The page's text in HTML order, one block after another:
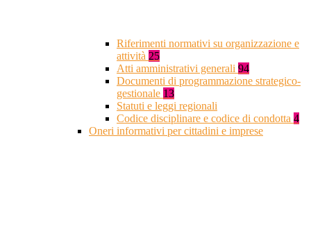
Riferimenti normativi su organizzazione e
attività 25
Atti amministrativi generali 94
Documenti di programmazione strategico-
gestionale 13
Statuti e leggi regionali
Codice disciplinare e codice di condotta 4
Oneri informativi per cittadini e imprese